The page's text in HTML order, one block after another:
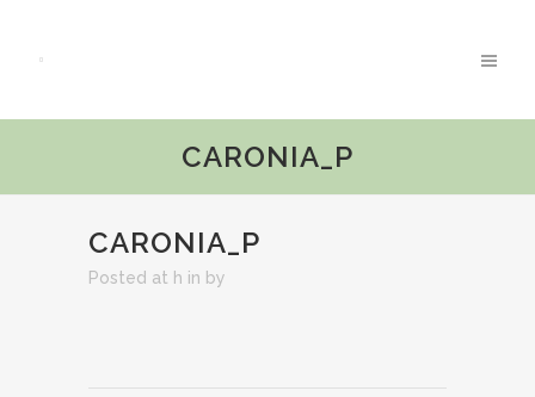
CARONIA_P
CARONIA_P
Posted at h in by